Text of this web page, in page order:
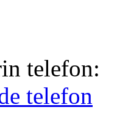
telefon:
telefon